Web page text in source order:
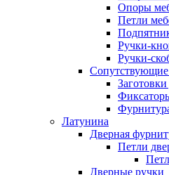
Опоры
Петли
Ручки-
Ручки-
Латунина
Дверная
Петли
Дверные ручки